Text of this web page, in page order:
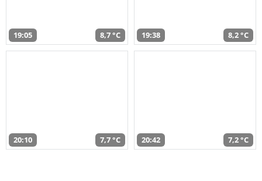
19:05 8,7 °C 19:38 8,2 °C
20:10 7,7 °C 20:42 7,2 °C